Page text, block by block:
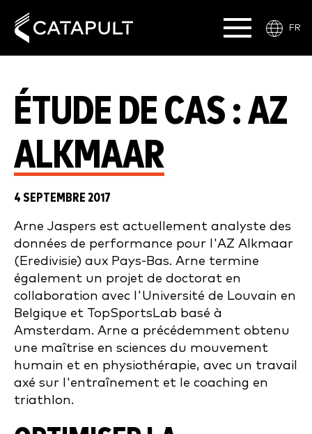
FR
ÉTUDE DE CAS : AZ
ALKMAAR
4 SEPTEMBRE 2017
Arne Jaspers est actuellement analyste des
données de performance pour l'AZ Alkmaar
(Eredivisie) aux Pays-Bas. Arne termine
également un projet de doctorat en
collaboration avec l'Université de Louvain en
Belgique et TopSportsLab basé à
Amsterdam. Arne a précédemment obtenu
une maîtrise en sciences du mouvement
humain et en physiothérapie, avec un travail
axé sur l'entraînement et le coaching en
triathlon.